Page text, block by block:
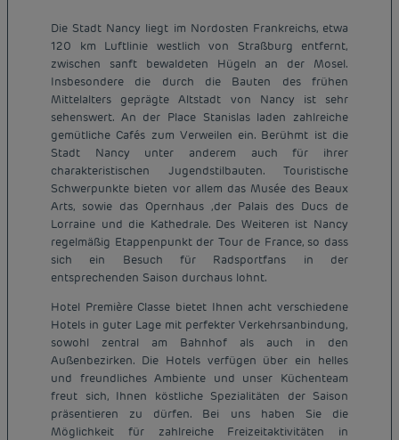
Die Stadt Nancy liegt im Nordosten Frankreichs, etwa
120 km Luftlinie westlich von Straßburg entfernt,
zwischen sanft bewaldeten Hügeln an der Mosel.
Insbesondere die durch die Bauten des frühen
Mittelalters geprägte Altstadt von Nancy ist sehr
sehenswert. An der Place Stanislas laden zahlreiche
gemütliche Cafés zum Verweilen ein. Berühmt ist die
Stadt Nancy unter anderem auch für ihrer
charakteristischen Jugendstilbauten. Touristische
Schwerpunkte bieten vor allem das Musée des Beaux
Arts, sowie das Opernhaus ,der Palais des Ducs de
Lorraine und die Kathedrale. Des Weiteren ist Nancy
regelmäßig Etappenpunkt der Tour de France, so dass
sich ein Besuch für Radsportfans in der
entsprechenden Saison durchaus lohnt.
Hotel Première Classe bietet Ihnen acht verschiedene
Hotels in guter Lage mit perfekter Verkehrsanbindung,
sowohl zentral am Bahnhof als auch in den
Außenbezirken. Die Hotels verfügen über ein helles
und freundliches Ambiente und unser Küchenteam
freut sich, Ihnen köstliche Spezialitäten der Saison
präsentieren zu dürfen. Bei uns haben Sie die
Möglichkeit für zahlreiche Freizeitaktivitäten in